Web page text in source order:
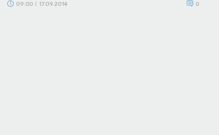
09:00 17.09.2014 0